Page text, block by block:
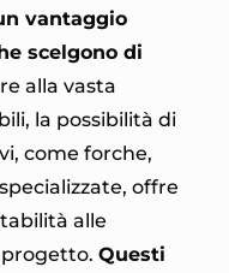
vantaggio
scelgono di
alla vasta
la possibilità di
come forche,
offre
alle
Questi